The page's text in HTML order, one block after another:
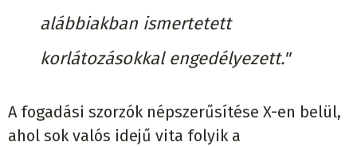
alábbiakban ismertetett
korlátozásokkal engedélyezett."
A fogadási szorzók népszerűsítése X-en belül,
ahol sok valós idejű vita folyik a